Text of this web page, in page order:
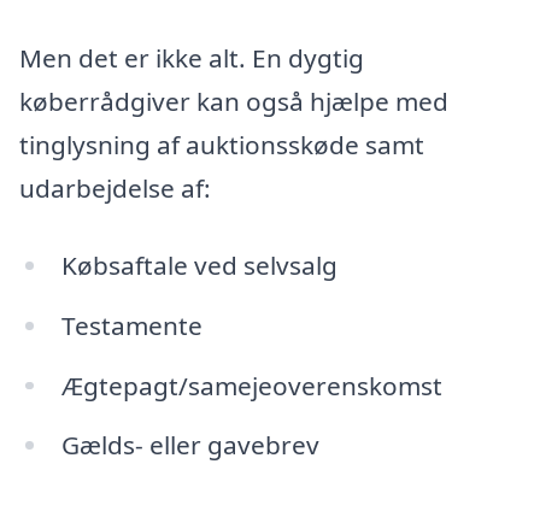
Men det er ikke alt. En dygtig
køberrådgiver kan også hjælpe med
tinglysning af auktionsskøde samt
udarbejdelse af:
Købsaftale ved selvsalg
Testamente
Ægtepagt/samejeoverenskomst
Gælds- eller gavebrev